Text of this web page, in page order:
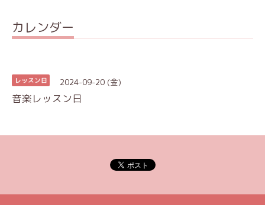
カレンダー
レッスン日 2024-09-20 (金)
音楽レッスン日